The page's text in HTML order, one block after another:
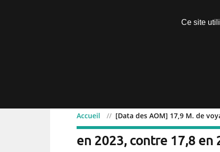
Accueil [Data des AOM] 17,9 M. de
[Data des AOM] 17,9 M.
en 2023, contre 17,8 en
Ce site